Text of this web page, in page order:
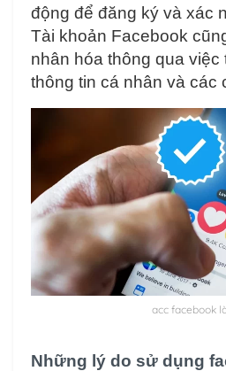
động để đăng ký và xác
Tài khoản Facebook
nhân hóa thông qua việc
thông tin cá nhân và các
acc facebook
Những lý do sử dụng